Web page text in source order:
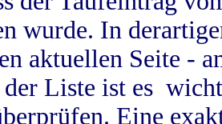
wurde. In
aktuellen Seite -
Liste ist es
Eine